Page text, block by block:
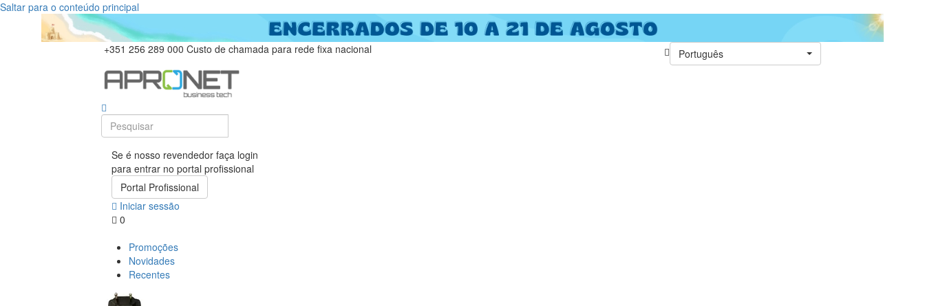
Saltar para o conteúdo principal
+351 256 289 000 Custo de chamada para rede fixa nacional Português
Se é nosso revendedor faça login
para entrar no portal profissional
Portal Profissional
Iniciar sessão
0
Promoções
Novidades
Recentes